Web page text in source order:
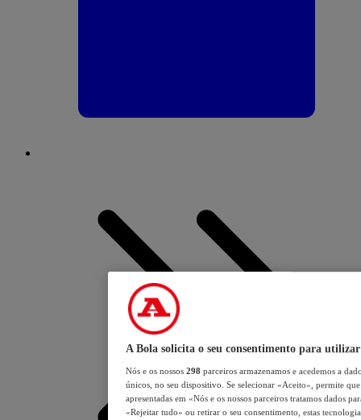
A Bola solicita o seu consentimento para utilizar
Nós e os nossos 298 parceiros armazenamos e acedemos a
únicos, no seu dispositivo. Se selecionar «Aceito», permite
apresentadas em «Nós e os nossos parceiros tratamos dados
«Rejeitar tudo» ou retirar o seu consentimento, estas